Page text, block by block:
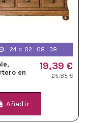
24 d. 02 : 08 :37
en
19,39 €
25,85 €
Añadir